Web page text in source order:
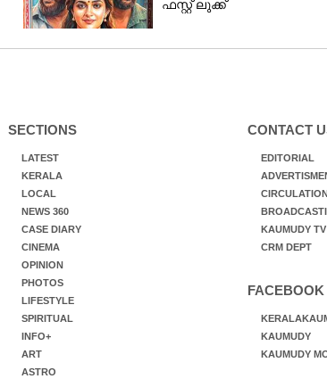
ഫസ്റ്റ് ലുക്ക്
SECTIONS
LATEST
KERALA
LOCAL
NEWS 360
CASE DIARY
CINEMA
OPINION
PHOTOS
LIFESTYLE
SPIRITUAL
INFO+
ART
ASTRO
CONTACT
EDITORIAL
KAUMUDY
CRM DEPT
FACEBOOK
KAUMUDY
KAUMUDY